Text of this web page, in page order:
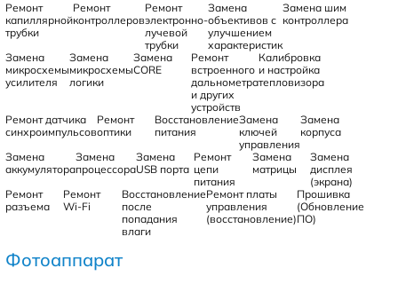
Ремонт
капиллярной
трубки
Ремонт
контроллеров
Ремонт
электронно-
лучевой
трубки
Замена
объективов с
улучшением
характеристик
Замена шим
контроллера
Замена
микросхемы
усилителя
Замена
микросхемы
логики
Замена
CORE
Ремонт
встроенного
дальнометра
и других
устройств
Калибровка
и настройка
тепловизора
Ремонт датчика
синхроимпульсов
Ремонт
оптики
Восстановление
питания
Замена
ключей
управления
Замена
корпуса
Замена
аккумулятора
Замена
процессора
Замена
USB порта
Ремонт
цепи
питания
Замена
матрицы
Замена
дисплея
(экрана)
Ремонт
разъема
Ремонт
Wi-Fi
Восстановление
после
попадания
влаги
Ремонт платы
управления
(восстановление)
Прошивка
(Обновление
ПО)
Фотоаппарат